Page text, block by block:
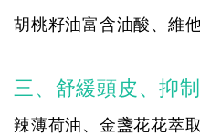
胡桃籽油富含油酸、維
三、舒緩頭皮、抑
辣薄荷油、金盞花花萃